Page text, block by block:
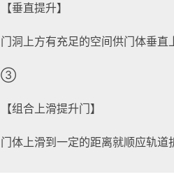
【垂直提升】
门洞上方有充足的空间供门体垂直
③
【组合上滑提升门】
门体上滑到一定的距离就顺应轨道